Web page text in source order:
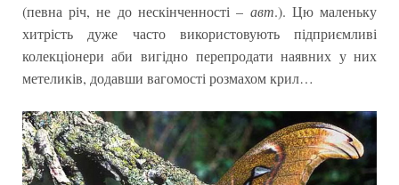
(певна річ, не до нескінченності – авт.). Цю маленьку
хитрість дуже часто використовують підприємливі
колекціонери аби вигідно перепродати наявних у них
метеликів, додавши вагомості розмахом крил…